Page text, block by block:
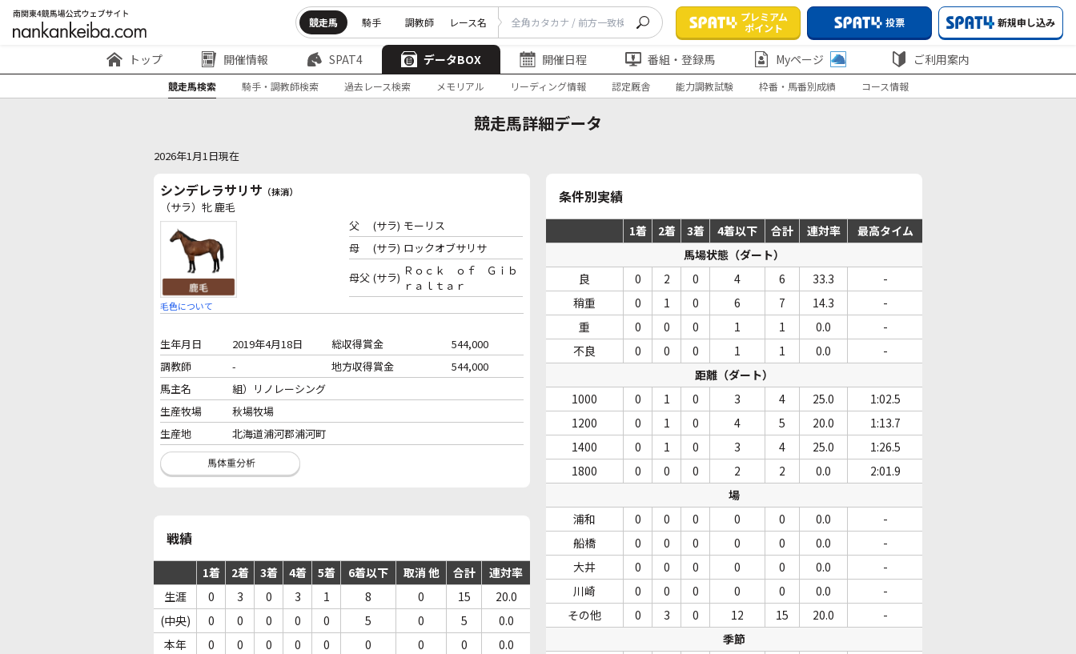
競走馬 騎手 調教師 レース名
プレミアム
ポイント
投票 新規申し込み
トップ 開催情報 SPAT4 データBOX 開催日程 番組・登録馬 Myページ ご利用案内
競走馬検索 騎手・調教師検索 過去レース検索 メモリアル リーディング情報 認定厩舎 能力調教試験 枠番・馬番別成績 コース情報
競走馬詳細データ
2026年1月1日現在
シンデレラサリサ （抹消）
（サラ）牝 鹿毛
毛色について
父 (サラ) モーリス
母
(サラ) ロックオブサリサ
母父 (サラ) Ｒｏｃｋ ｏｆ Ｇｉｂ
ｒａｌｔａｒ
生年月日 2019年4月18日 総収得賞金
544,000
調教師
- 地方収得賞金
544,000
馬主名
組）リノレーシング
生産牧場
秋場牧場
生産地
北海道浦河郡浦河町
戦績
1着 2着 3着 4着 5着 6着以下 取消 他 合計
連対率
生涯
0 3 0 3 1 8 0 15
20.0
(中央)
0 0 0 0 0 5 0 5
0.0
本年
0 0 0 0 0 0 0 0
0.0
条件別実績
1着 2着 3着 4着以下 合計 連対率
最高タイム
馬場状態（ダート）
良
0 2 0 4 6 33.3
-
稍重
0 1 0 6 7 14.3
-
重
0 0 0 1 1 0.0
-
不良
0 0 0 1 1 0.0
-
距離（ダート）
1000
0 1 0 3 4 25.0
1:02.5
1200
0 1 0 4 5 20.0
1:13.7
1400
0 1 0 3 4 25.0
1:26.5
1800
0 0 0 2 2 0.0
2:01.9
場
浦和
0 0 0 0 0 0.0
-
船橋
0 0 0 0 0 0.0
-
大井
0 0 0 0 0 0.0
-
川崎
0 0 0 0 0 0.0
-
その他
0 3 0 12 15 20.0
-
季節